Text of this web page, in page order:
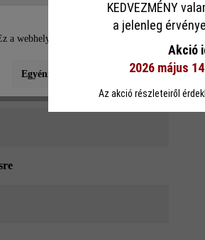
két méretben kapható. Oldalfelületei
váltakozásából adódóan
a webhely cookie-kat használ, hogy a lehető
Egyéni beállítások Csak funkcionális
KEDVEZMÉNY
a jelenleg
Akció
2026 május
Az akció részleteiről